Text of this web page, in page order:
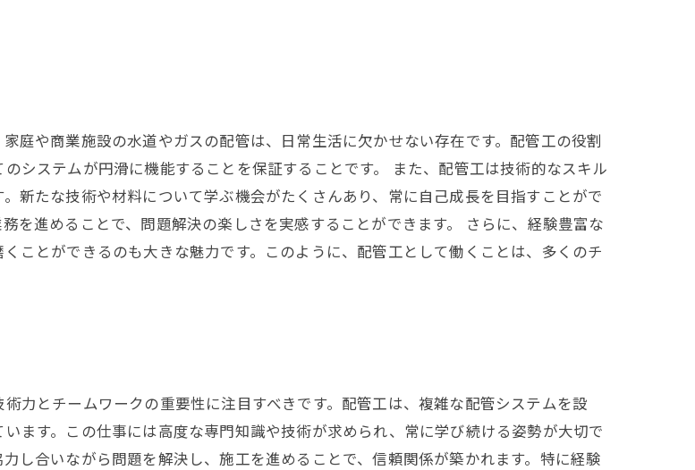
庭や商業施設の水道やガスの配管は、日常生活に欠かせない存在です。配管工の役割
システムが円滑に機能することを保証することです。 また、配管工は技術的なスキル
新たな技術や材料について学ぶ機会がたくさんあり、常に自己成長を目指すことがで
を進めることで、問題解決の楽しさを実感することができます。 さらに、経験豊富な
ことができるのも大きな魅力です。このように、配管工として働くことは、多くのチ
力とチームワークの重要性に注目すべきです。配管工は、複雑な配管システムを設
ます。この仕事には高度な専門知識や技術が求められ、常に学び続ける姿勢が大切で
し合いながら問題を解決し、施工を進めることで、信頼関係が築かれます。特に経験